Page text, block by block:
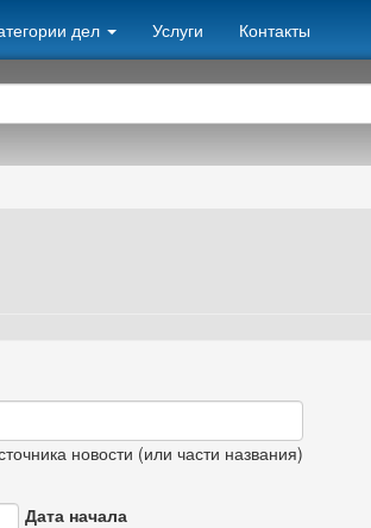
дел Услуги Контакты
новости (или части названия)
Дата начала